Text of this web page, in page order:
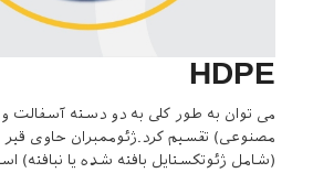
HDPE
می توان به طور کلی به دو دسته آسفالت و
مصنوعی) تقسیم کرد.ژئوممبران حاوی قیر
(شامل ژئوتکستایل بافته شده یا نبافته)